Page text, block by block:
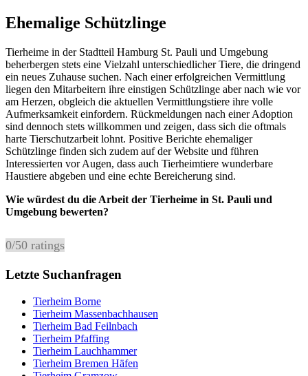
Ehemalige Schützlinge
Tierheime in der Stadtteil Hamburg St. Pauli und Umgebung
beherbergen stets eine Vielzahl unterschiedlicher Tiere, die dringend
ein neues Zuhause suchen. Nach einer erfolgreichen Vermittlung
liegen den Mitarbeitern ihre einstigen Schützlinge aber nach wie vor
am Herzen, obgleich die aktuellen Vermittlungstiere ihre volle
Aufmerksamkeit einfordern. Rückmeldungen nach einer Adoption
sind dennoch stets willkommen und zeigen, dass sich die oftmals
harte Tierschutzarbeit lohnt. Positive Berichte ehemaliger
Schützlinge finden sich zudem auf der Website und führen
Interessierten vor Augen, dass auch Tierheimtiere wunderbare
Haustiere abgeben und eine echte Bereicherung sind.
Wie würdest du die Arbeit der Tierheime in St. Pauli und
Umgebung bewerten?
0/50 ratings
Letzte Suchanfragen
Tierheim Borne
Tierheim Massenbachhausen
Tierheim Bad Feilnbach
Tierheim Pfaffing
Tierheim Lauchhammer
Tierheim Bremen Häfen